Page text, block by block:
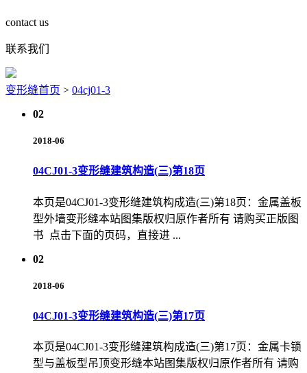
contact us
联系我们
变形缝首页 > 04cj01-3
02
2018-06
04CJ01-3变形缝建筑构造(三)第18页
本页是04CJ01-3变形缝建筑构成造(三)第18页：金属盖板
型外墙变形缝本站图集版权归原作者所有 请购买正版图
书 点击下面的页码，直接进 ...
02
2018-06
04CJ01-3变形缝建筑构造(三)第17页
本页是04CJ01-3变形缝建筑构成造(三)第17页：金属卡锁
型与盖板型吊顶变形缝本站图集版权归原作者所有 请购